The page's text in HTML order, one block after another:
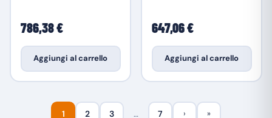
786,38 €
Aggiungi al carrello
647,06 €
Aggiungi al carrello
1 2 3 … 7 › »